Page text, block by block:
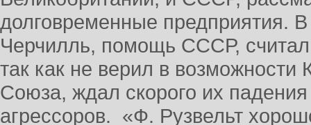
долговременные предприятия. В
Черчилль, помощь СССР,
так как не верил в возможности
Союза, ждал скорого их падения
агрессоров. «Ф. Рузвельт